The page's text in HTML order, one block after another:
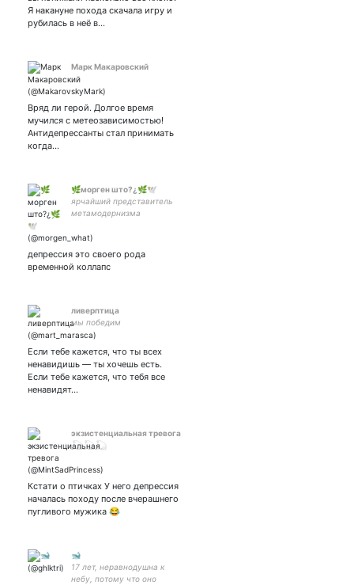
Я накануне похода скачала игру и
рубилась в неё в…
Марк Макаровский
Вряд ли герой. Долгое время
мучился с метеозависимостью!
Антидепрессанты стал принимать
когда…
🌿морген што?¿🌿🕊️
ярчайший представитель
метамодернизма
депрессия это своего рода
временной коллапс
ливерптица
мы победим
Если тебе кажется, что ты всех
ненавидишь — ты хочешь есть.
Если тебе кажется, что тебя все
ненавидят…
экзистенциальная тревога
𓆏𓆏𓆏
Кстати о птичках У него депрессия
началась походу после вчерашнего
пугливого мужика 😂
🐋
17 лет, неравнодушна к
небу, потому что оно